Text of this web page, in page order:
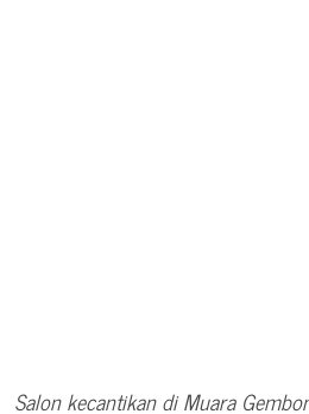
Salon kecantikan di Muara